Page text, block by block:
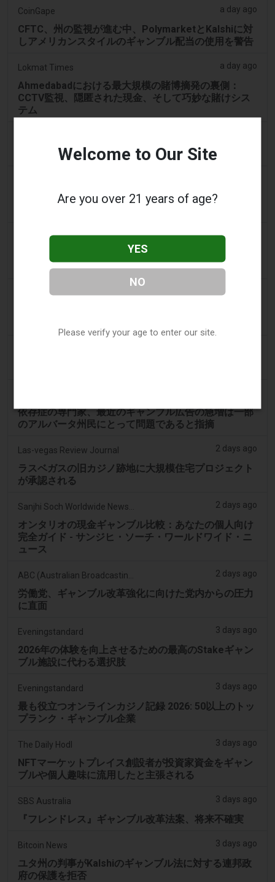
CoinGape a day ago
CFTC、州の監視が進む中、PolymarketとKalshiに対
しアメリカンスタイルのギャンブル配当の使用を警告
Lokmat Times a day ago
Ahmedabadにおける最大規模の賭博摘発の裏側：
CCTV監視、隠匿された現金、そして巧妙な賭けシス
テム
100%無料スピンの収益にギャンブル要件なし
ラインでのギャンブルを検討する際に存在するさまざ
The Star a day ago
ロサムタウンセンターのカジノ、24時間営業が承認さ
れました
ABC (Australian Broadcasting Corporation) 2 days ago
依存症の専門家、最近のギャンブル広告の急増は一部
のアルバータ州民にとって問題であると指摘
Las-vegas Review Journal 2 days ago
ラスベガスの旧カジノ跡地に大規模住宅プロジェクト
が承認される
2 days ago
オンタリオの現金ギャンブル比較：あなたの個人向け
完全ガイド - サンジヒ・ソーチ・ワールドワイド・ニ
ュース
2 days ago
労働党、ギャンブル改革強化に向けた党内からの圧力
に直面
Eveningstandard 3 days ago
2026年の体験を向上させるための最高のStakeギャン
ブル施設に代わる選択肢
Eveningstandard 3 days ago
最も役立つオンラインカジノ記録 2026: 50以上のトッ
プランク・ギャンブル企業
The Daily Hodl 3 days ago
NFTマーケットプレイス創設者が投資家資金をギャン
ブルや個人趣味に流用したと主張される
SBS Australia 3 days ago
『フレンドレス』ギャンブル改革法案、将来不確実
Bitcoin News 3 days ago
ユタ州の判事がKalshiのギャンブル法に対する連邦政
府の保護を拒否
Welcome to Our Site
Are you over 21 years of age?
YES
NO
Please verify your age to enter our site.